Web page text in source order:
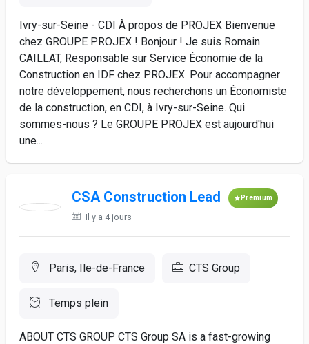
Ivry-sur-Seine - CDI À propos de PROJEX Bienvenue
chez GROUPE PROJEX ! Bonjour ! Je suis Romain
CAILLAT, Responsable sur Service Économie de la
Construction en IDF chez PROJEX. Pour accompagner
notre développement, nous recherchons un Économiste
de la construction, en CDI, à Ivry-sur-Seine. Qui
sommes-nous ? Le GROUPE PROJEX est aujourd'hui
une...
CSA Construction Lead Premium
Il y a 4 jours
Paris, Ile-de-France CTS Group
Temps plein
ABOUT CTS GROUP CTS Group SA is a fast-growing